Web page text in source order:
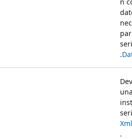
.
.